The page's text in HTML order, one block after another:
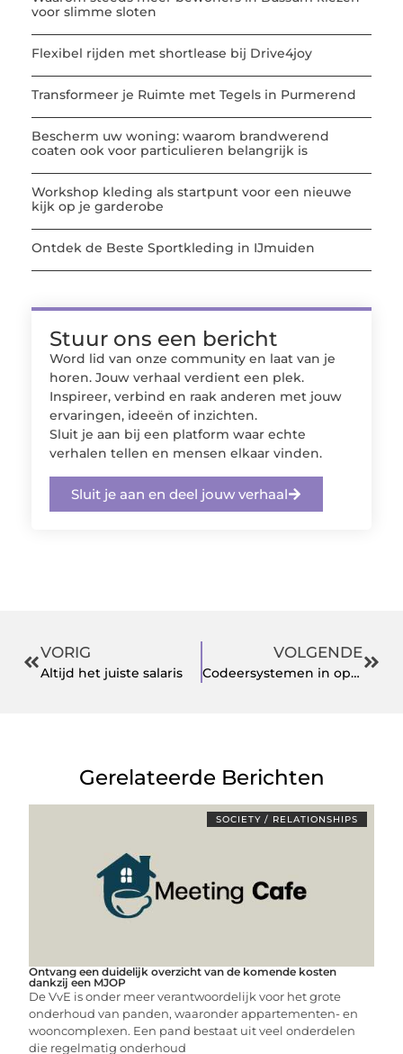
voor slimme sloten
Flexibel rijden met shortlease bij Drive4joy
Transformeer je Ruimte met Tegels in Purmerend
Bescherm uw woning: waarom brandwerend
coaten ook voor particulieren belangrijk is
Workshop kleding als startpunt voor een nieuwe
kijk op je garderobe
Ontdek de Beste Sportkleding in IJmuiden
Stuur ons een bericht
Word lid van onze community en laat van je
horen. Jouw verhaal verdient een plek.
Inspireer, verbind en raak anderen met jouw
ervaringen, ideeën of inzichten.
Sluit je aan bij een platform waar echte
verhalen tellen en mensen elkaar vinden.
Sluit je aan en deel jouw verhaal
VORIG
Altijd het juiste salaris
VOLGENDE
Codeersystemen in opkomst.
Gerelateerde Berichten
SOCIETY / RELATIONSHIPS
Ontvang een duidelijk overzicht van de komende kosten
dankzij een MJOP
De VvE is onder meer verantwoordelijk voor het grote
onderhoud van panden, waaronder appartementen- en
wooncomplexen. Een pand bestaat uit veel onderdelen
die regelmatig onderhoud